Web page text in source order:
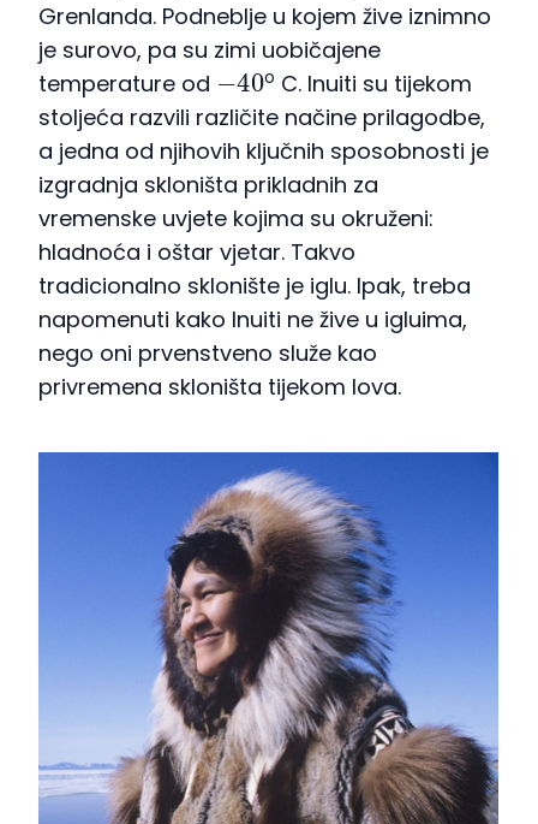
Grenlanda. Podneblje u kojem žive iznimno
je surovo, pa su zimi uobičajene
temperature od
−
40 o C. Inuiti su tijekom
stoljeća razvili različite načine prilagodbe,
a jedna od njihovih ključnih sposobnosti je
izgradnja skloništa prikladnih za
vremenske uvjete kojima su okruženi:
hladnoća i oštar vjetar. Takvo
tradicionalno sklonište je iglu. Ipak, treba
napomenuti kako Inuiti ne žive u igluima,
nego oni prvenstveno služe kao
privremena skloništa tijekom lova.